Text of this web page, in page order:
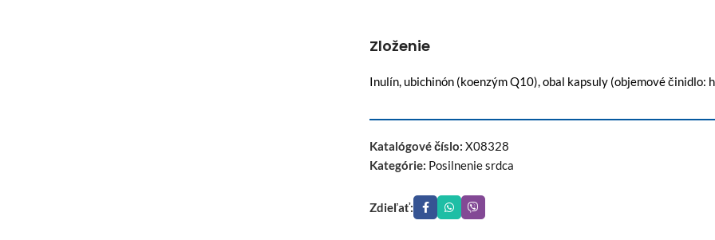
Zloženie
Inulín, ubichinón (koenzým Q10), obal kapsuly (objemové
Katalógové číslo: X08328
Kategórie: Posilnenie srdca
Zdieľať: